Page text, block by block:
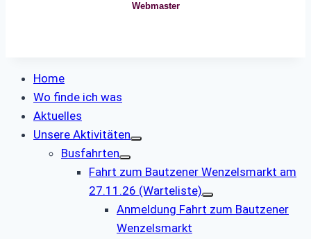
Webmaster
Home
Wo finde ich was
Aktuelles
Unsere Aktivitäten
Busfahrten
Fahrt zum Bautzener Wenzelsmarkt am
27.11.26 (Warteliste)
Anmeldung Fahrt zum Bautzener
Wenzelsmarkt